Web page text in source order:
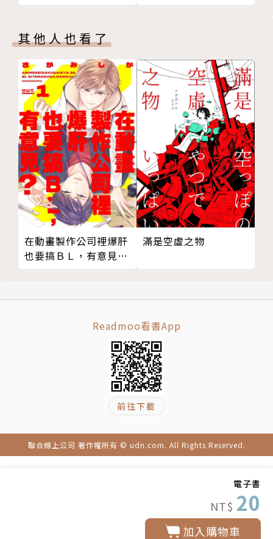
電子書
NT$ 20
加入購物車
其他人也看了
在動畫製作公司裡爆肝
也要搞ＢＬ，有意見？
滿是空虛之物
Readmoo看書App
前往下載
聯合線上公司 著作權所有 © udn.com. All Rights Reserved.